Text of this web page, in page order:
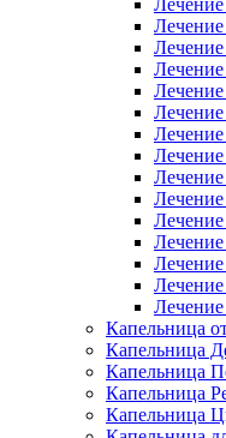
Лечение
Лечение
Лечение
Лечение
Лечение
Лечение
Капельница
Капельница
Капельница
Капельница
Капельница